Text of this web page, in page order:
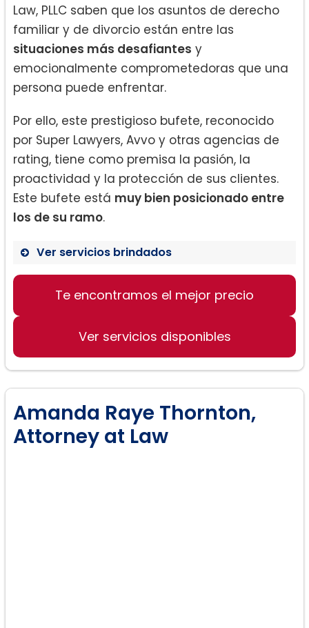
Law, PLLC saben que los asuntos de derecho
familiar y de divorcio están entre las
situaciones más desafiantes y
emocionalmente comprometedoras que una
persona puede enfrentar.
Por ello, este prestigioso bufete, reconocido
por Super Lawyers, Avvo y otras agencias de
rating, tiene como premisa la pasión, la
proactividad y la protección de sus clientes.
Este bufete está muy bien posicionado entre
los de su ramo.
Ver servicios brindados
Divorcio:
Divorcio entre personas del mismo
sexo y derecho de familia:
Te encontramos el mejor precio
Ver servicios disponibles
Amanda Raye Thornton,
Attorney at Law